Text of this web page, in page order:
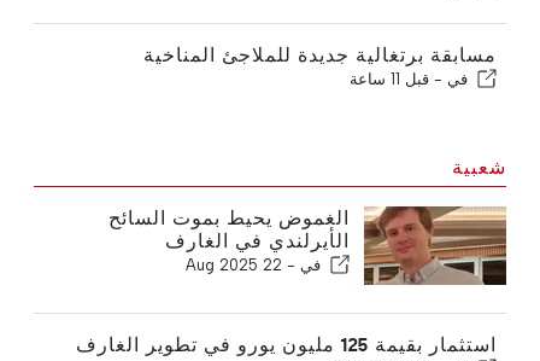
مسابقة برتغالية جديدة للملاجئ المناخية
في - قبل 11 ساعة
شعبية
الغموض يحيط بموت السائح
الأيرلندي في الغارف
في - 22 Aug 2025
استثمار بقيمة 125 مليون يورو في تطوير الغارف